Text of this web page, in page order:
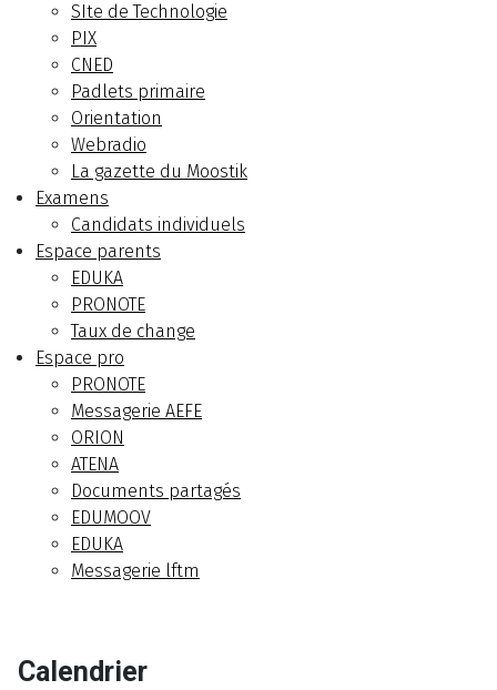
SIte de Technologie
PIX
CNED
Padlets primaire
Orientation
Webradio
La gazette du Moostik
Examens
Candidats individuels
Espace parents
EDUKA
PRONOTE
Taux de change
Espace pro
PRONOTE
Messagerie AEFE
ORION
ATENA
Documents partagés
EDUMOOV
EDUKA
Messagerie lftm
Calendrier